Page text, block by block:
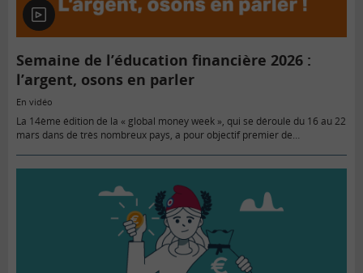
En
vidéo
Semaine de l’éducation financière 2026 :
l’argent, osons en parler
En vidéo
La 14ème édition de la « global money week », qui se déroule du 16 au 22
mars dans de très nombreux pays, a pour objectif premier de